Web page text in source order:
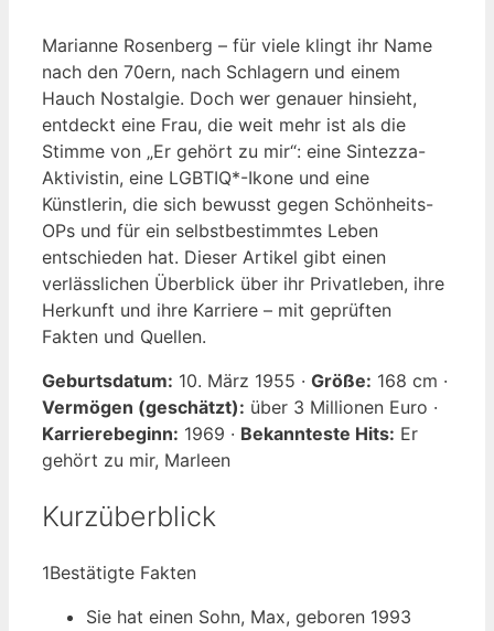
Marianne Rosenberg – für viele klingt ihr Name
nach den 70ern, nach Schlagern und einem
Hauch Nostalgie. Doch wer genauer hinsieht,
entdeckt eine Frau, die weit mehr ist als die
Stimme von „Er gehört zu mir“: eine Sintezza-
Aktivistin, eine LGBTIQ*-Ikone und eine
Künstlerin, die sich bewusst gegen Schönheits-
OPs und für ein selbstbestimmtes Leben
entschieden hat. Dieser Artikel gibt einen
verlässlichen Überblick über ihr Privatleben, ihre
Herkunft und ihre Karriere – mit geprüften
Fakten und Quellen.
Geburtsdatum: 10. März 1955 · Größe: 168 cm ·
Vermögen (geschätzt): über 3 Millionen Euro ·
Karrierebeginn: 1969 · Bekannteste Hits: Er
gehört zu mir, Marleen
Kurzüberblick
1Bestätigte Fakten
Sie hat einen Sohn, Max, geboren 1993